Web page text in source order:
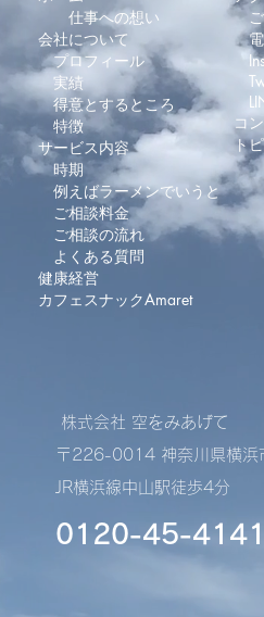
株式会社 空をみあげて
〒226-0014 神奈川県横浜
JR横浜線中山駅徒歩4分
仕事への想い
会社について
プロフィール
実績
得意とするところ
特徴
サービス内容
時期
例えばラーメンでいうと
ご相談料金
ご相談の流れ
よくある質問
健康経営
​カフェスナックAmaret
ご
電
コ
ト
0120-45-4141